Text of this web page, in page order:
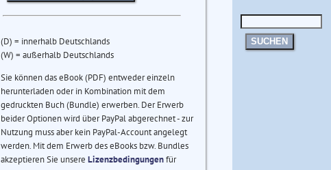
(D) = innerhalb Deutschlands
(W) = außerhalb Deutschlands
Sie können das eBook (PDF) entweder einzeln
herunterladen oder in Kombination mit dem
gedruckten Buch (Bundle) erwerben. Der Erwerb
beider Optionen wird über PayPal abgerechnet - zur
Nutzung muss aber kein PayPal-Account angelegt
werden. Mit dem Erwerb des eBooks bzw. Bundles
akzeptieren Sie unsere Lizenzbedingungenfür
SUCHEN